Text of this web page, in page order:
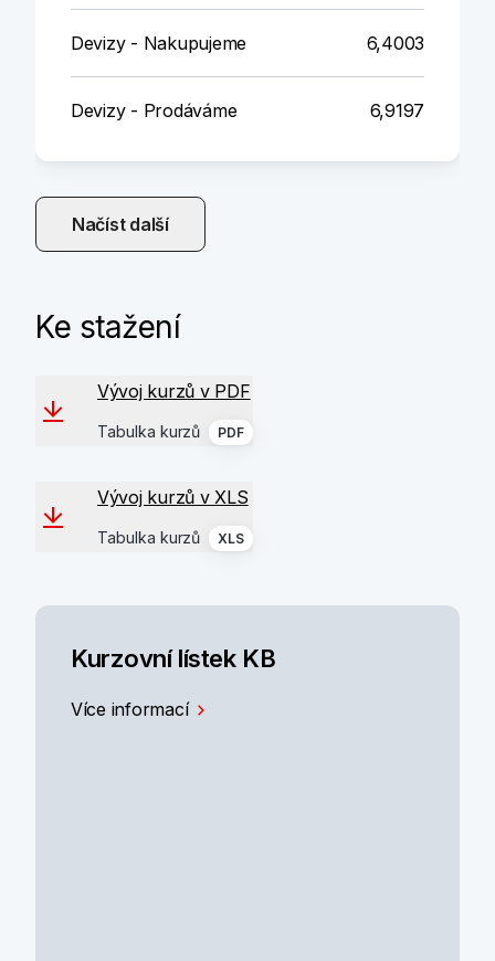
Devizy - Nakupujeme 6,4003
Devizy - Prodáváme 6,9197
Načíst další
Ke stažení
Vývoj kurzů v PDF
Tabulka kurzů PDF
Vývoj kurzů v XLS
Tabulka kurzů XLS
Kurzovní lístek KB
Více informací